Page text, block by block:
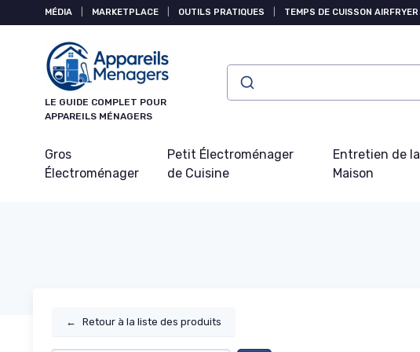
MÉDIA MARKETPLACE OUTILS PRATIQUES TEMPS DE CUISSON AIRFRYER
LE GUIDE COMPLET POUR
APPAREILS MÉNAGERS
Gros
Électroménager
Petit Électroménager
de Cuisine
Entretien de la
Maison
← Retour à la liste des produits
Panneau de gestion des cookies